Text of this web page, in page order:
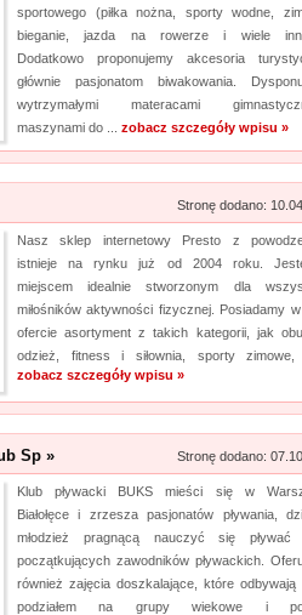
sportowego (piłka nożna, sporty wodne,
bieganie, jazda na rowerze i wiele
Dodatkowo proponujemy akcesoria
głównie pasjonatom biwakowania.
wytrzymałymi materacami
maszynami do ... zobacz szczegóły wpisu »
Stronę dodano:
Nasz sklep internetowy Presto z
istnieje na rynku już od 2004 roku.
miejscem idealnie stworzonym dla
miłośników aktywności fizycznej. Posiadamy
ofercie asortyment z takich kategorii, jak
odzież, fitness i siłownia, sporty zimowe,
zobacz szczegóły wpisu »
Sp » Stronę dodano:
Klub pływacki BUKS mieści się w
Białołęce i zrzesza pasjonatów pływania,
młodzież pragnącą nauczyć się pływać
początkujących zawodników pływackich.
również zajęcia doszkalające, które
podziałem na grupy wiekowe i